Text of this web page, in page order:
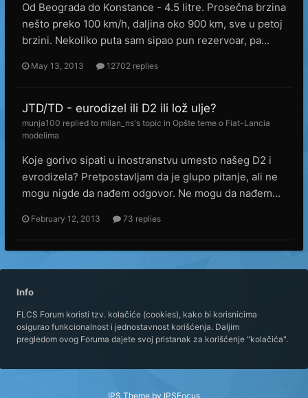
Od Beograda do Konstance - 4.5 litre. Prosečna brzina
nešto preko 100 km/h, daljina oko 900 km, sve u petoj
brzini. Nekoliko puta sam sipao pun rezervoar, pa...
May 13, 2013 12702 replies
JTD/TD - eurodizel ili D2 ili lož ulje?
munja100 replied to milan_ns's topic in Opšte teme o Fiat-Lancia
modelima
Koje gorivo sipati u inostranstvu umesto našeg D2 i
evrodizela? Pretpostavljam da je glupo pitanje, ali ne
mogu nigde da nađem odgovor. Ne mogu da nađem...
February 12, 2013 73 replies
Info
FLCS Forum koristi tzv. kolačiće (cookies), kako bi korisnicima
osigurao funkcionalnost i jednostavnost korišćenja. Daljim
pregledom ovog Foruma dajete svoj pristanak za korišćenje "kolačića".
IPS Theme by IPSFocus